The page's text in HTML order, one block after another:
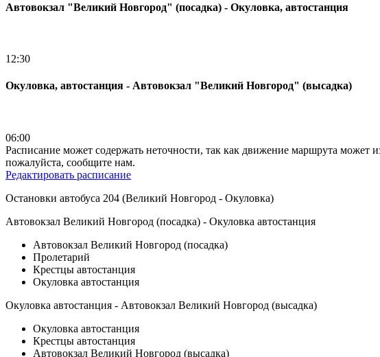
Автовокзал "Великий Новгород" (посадка) - Окуловка, автостанция
12:30
Окуловка, автостанция - Автовокзал "Великий Новгород" (высадка)
06:00
Расписание может содержать неточности, так как движение маршрута
пожалуйста, сообщите нам.
Редактировать расписание
Остановки автобуса 204 (Великий Новгород - Окуловка)
Автовокзал Великий Новгород (посадка) - Окуловка автостанция
Автовокзал Великий Новгород (посадка)
Пролетарий
Крестцы автостанция
Окуловка автостанция
Окуловка автостанция - Автовокзал Великий Новгород (высадка)
Окуловка автостанция
Крестцы автостанция
Автовокзал Великий Новгород (высадка)